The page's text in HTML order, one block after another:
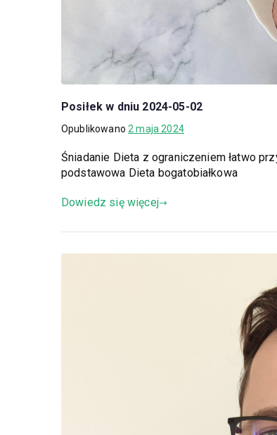
Posiłek w dniu 2024-05-02
Opublikowano2 maja 2024
Śniadanie Dieta z ograniczeniem łatwo
podstawowa Dieta bogatobiałkowa
Dowiedz się więcej